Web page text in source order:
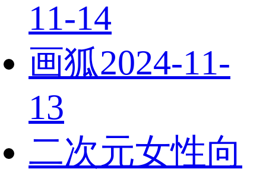
11-14
画狐2024-11-
13
二次元女性向